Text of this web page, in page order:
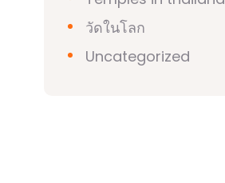
วัดในโลก
Uncategorized